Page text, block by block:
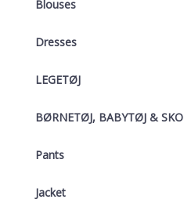
Blouses
Dresses
LEGETØJ
BØRNETØJ, BABYTØJ & SKO
Pants
Jacket